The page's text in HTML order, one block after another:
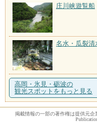
庄川峡遊覧船
名水・瓜裂清
高岡・氷見・砺波の
観光スポットをもっと見る
掲載情報の一部の著作権は提供元企